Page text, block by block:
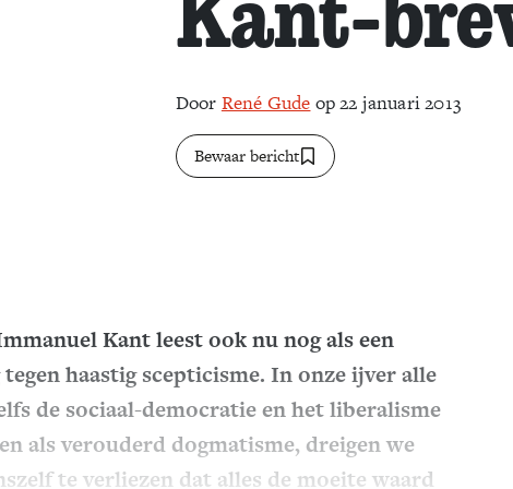
Door René Gude op 22 januari 2013
Bewaar bericht
Kant leest ook nu nog als een
haastig scepticisme. In onze ijver alle
de sociaal-democratie en het liberalisme
als verouderd dogmatisme, dreigen we
te verliezen dat alles de moeite waard